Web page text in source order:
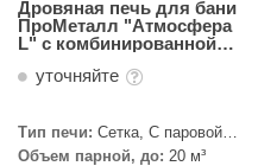
Дровяная печь для бани
ПроМеталл "Атмосфера
L" с комбинированной
наборный
уточняйте
Тип печи: Сетка, С паровой
пушкой, Закрытая
Объем парной, до: 20 м³